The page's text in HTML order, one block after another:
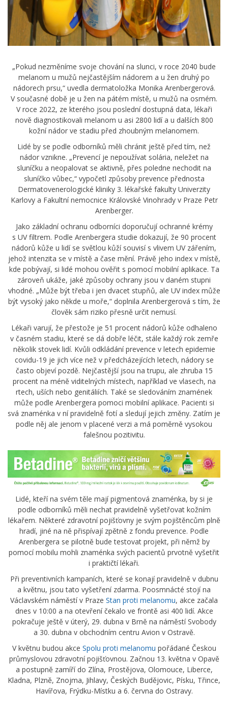
„Pokud nezměníme svoje chování na slunci, v roce 2040 bude
melanom u mužů nejčastějším nádorem a u žen druhý po
nádorech prsu,“ uvedla dermatoložka Monika Arenbergerová.
V současné době je u žen na pátém místě, u mužů na osmém.
V roce 2022, ze kterého jsou poslední dostupná data, lékaři
nově diagnostikovali melanom u asi 2800 lidí a u dalších 800
kožní nádor ve stadiu před zhoubným melanomem.
Lidé by se podle odborníků měli chránit ještě před tím, než
nádor vznikne. „Prevencí je nepoužívat solária, neležet na
sluníčku a neopalovat se aktivně, přes poledne nechodit na
sluníčko vůbec,“ vypočetl způsoby prevence přednosta
Dermatovenerologické kliniky 3. lékařské fakulty Univerzity
Karlovy a Fakultní nemocnice Královské Vinohrady v Praze Petr
Arenberger.
Jako základní ochranu odborníci doporučují ochranné krémy
s UV filtrem. Podle Arenbergera studie dokazují, že 90 procent
nádorů kůže u lidí se světlou kůží souvisí s vlivem UV zářením,
jehož intenzita se v místě a čase mění. Právě jeho index v místě,
kde pobývají, si lidé mohou ověřit s pomocí mobilní aplikace. Ta
zároveň ukáže, jaké způsoby ochrany jsou v daném stupni
vhodné. „Může být třeba i jen dvacet stupňů, ale UV index může
být vysoký jako někde u moře,“ doplnila Arenbergerová s tím, že
člověk sám riziko přesně určit nemusí.
Lékaři varují, že přestože je 51 procent nádorů kůže odhaleno
v časném stadiu, které se dá dobře léčit, stále každý rok zemře
několik stovek lidí. Kvůli odkládání prevence v letech epidemie
covidu-19 je jich více než v předcházejících letech, nádory se
často objeví pozdě. Nejčastější jsou na trupu, ale zhruba 15
procent na méně viditelných místech, například ve vlasech, na
rtech, uších nebo genitáliích. Také se sledováním znamének
může podle Arenbergera pomoci mobilní aplikace. Pacienti si
svá znaménka v ní pravidelně fotí a sledují jejich změny. Zatím je
podle něj ale jenom v placené verzi a má poměrně vysokou
falešnou pozitivitu.
Lidé, kteří na svém těle mají pigmentová znaménka, by si je
podle odborníků měli nechat pravidelně vyšetřovat kožním
lékařem. Některé zdravotní pojišťovny je svým pojištěncům plně
hradí, jiné na ně přispívají zpětně z fondu prevence. Podle
Arenbergera se pilotně bude testovat projekt, při němž by
pomocí mobilu mohli znaménka svých pacientů prvotně vyšetřit
i praktičtí lékaři.
Při preventivních kampaních, které se konají pravidelně v dubnu
a květnu, jsou tato vyšetření zdarma. Poosmnácté stojí na
Václavském náměstí v Praze Stan proti melanomu, akce začala
dnes v 10:00 a na otevření čekalo ve frontě asi 400 lidí. Akce
pokračuje ještě v úterý, 29. dubna v Brně na náměstí Svobody
a 30. dubna v obchodním centru Avion v Ostravě.
V květnu budou akce Spolu proti melanomu pořádané Českou
průmyslovou zdravotní pojišťovnou. Začnou 13. května v Opavě
a postupně zamíří do Zlína, Prostějova, Olomouce, Liberce,
Kladna, Plzně, Znojma, Jihlavy, Českých Budějovic, Písku, Třince,
Havířova, Frýdku-Místku a 6. června do Ostravy.